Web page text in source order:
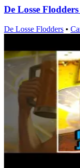
De Losse
De Losse Flodders •